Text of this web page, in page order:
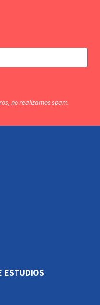
no realizamos spam.
ESTUDIOS